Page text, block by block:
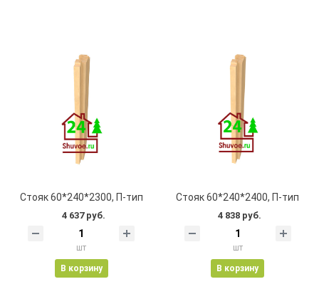
Стояк 60*240*2300, П-тип
4 637 руб.
шт
В корзину
Стояк 60*240*2400, П-тип
4 838 руб.
шт
В корзину